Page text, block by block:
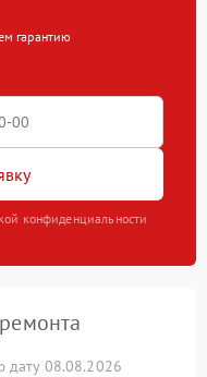
гарантию
конфиденциальности
дату 08.08.2026